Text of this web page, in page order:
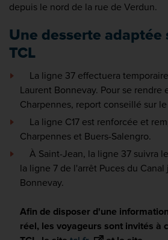
depuis le nord de la rue de Verdun.
Une desserte adaptée
TCL
La ligne 37 effectuera
Laurent Bonnevay. Pour se rendre
Charpennes, report conseillé sur
La ligne C17 est renforcée et
Charpennes et Buers-Salengro.
À Saint-Jean, la ligne 37 suivra
la ligne 7 de l'arrêt Puces du Canal
Bonnevay.
Afin de disposer d'une
réel, les voyageurs sont invités à